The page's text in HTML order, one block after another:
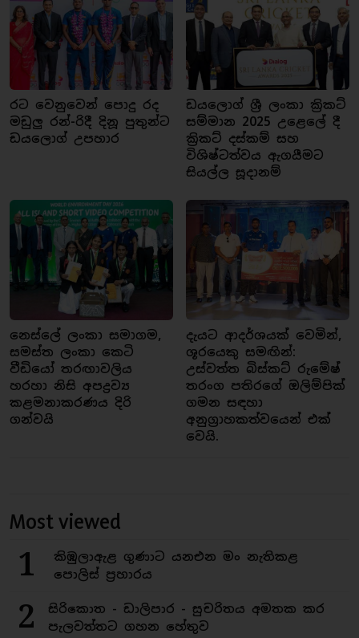
රට වෙනුවෙන් පොදු රද
මඩුලු රන්-රිදී දිනූ පුතුන්ට
ඩයලොග් උපහාර
ඩයලොග් ශ්‍රී ලංකා ක්‍රිකට්
සම්මාන 2025 උළෙලේ දී
ක්‍රිකට් දස්කම් සහ
විශිෂ්ටත්වය ඇගයීමට
සියල්ල සූදානම්
නෙස්ලේ ලංකා සමාගම,
සමස්ත ලංකා කෙටි
වීඩියෝ තරඟාවලිය
හරහා නිසි අපද්‍රව්‍ය
කළමනාකරණය දිරි
ගන්වයි
දැයට ආදර්ශයක් වෙමින්,
ශූරයෙකු සමඟින්:
උස්වත්ත බිස්කට් රුමේෂ්
තරංග පතිරගේ ඔලිම්පික්
ගමන සඳහා
අනුග්‍රාහකත්වයෙන් එක්
වෙයි.
Most viewed
1
කිඹුලාඇළ ගුණාට යනඑන මං නැතිකළ
පොලිස් ප්‍රහාරය
2
සිරිකොත - ඩාලිපාර - සුචරිතය අමතක කර
පැලවත්තට ගහන හේතුව